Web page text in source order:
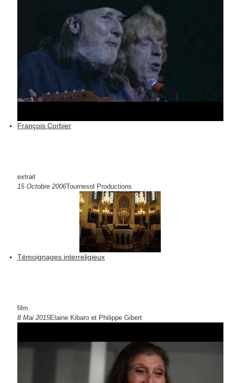
François Corbier
extrait
15 Octobre 2006Tournesol Productions
Témoignages interreligieux
film
8 Mai 2015Elaine Kibaro et Philippe Gibert